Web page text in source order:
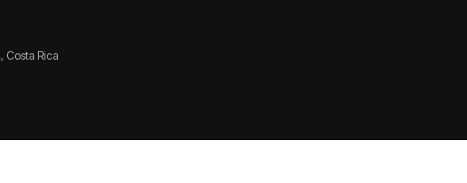
Costa Rica